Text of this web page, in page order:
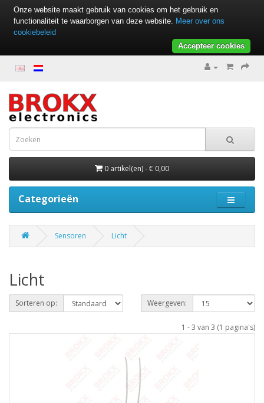
0 artikel(en) - € 0,00
Categorieën
Sensoren Licht
Licht
Sorteren op: Weergeven:
1 - 3 van 3 (1 pagina's)
Onze website maakt gebruik van cookies om het gebruik en
functionaliteit te waarborgen van deze website. Meer over ons
cookiebeleid
Accepteer cookies